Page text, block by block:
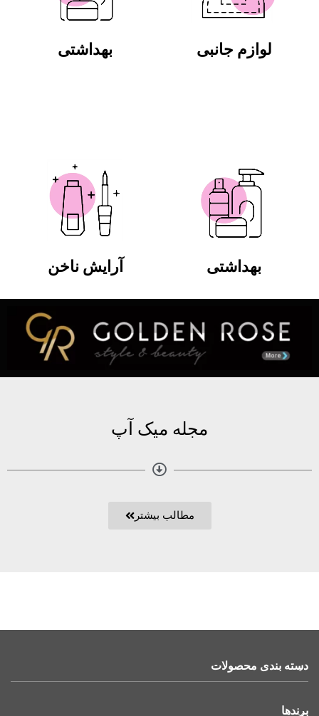
لوازم جانبی بهداشتی
بهداشتی آرایش ناخن
مجله میک آپ
مطالب بیشتر
دسته بندی محصولات
برندها